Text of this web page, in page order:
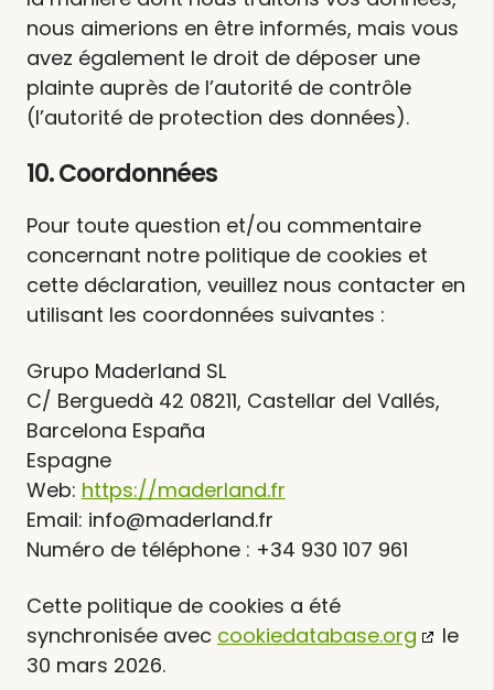
nous aimerions en être informés, mais vous
avez également le droit de déposer une
plainte auprès de l’autorité de contrôle
(l’autorité de protection des données).
10. Coordonnées
Pour toute question et/ou commentaire
concernant notre politique de cookies et
cette déclaration, veuillez nous contacter en
utilisant les coordonnées suivantes :
Grupo Maderland SL
C/ Berguedà 42 08211, Castellar del Vallés,
Barcelona España
Espagne
Web: https://maderland.fr
Email: info@maderland.fr
Numéro de téléphone : +34 930 107 961
Cette politique de cookies a été
synchronisée avec cookiedatabase.org
le
30 mars 2026.